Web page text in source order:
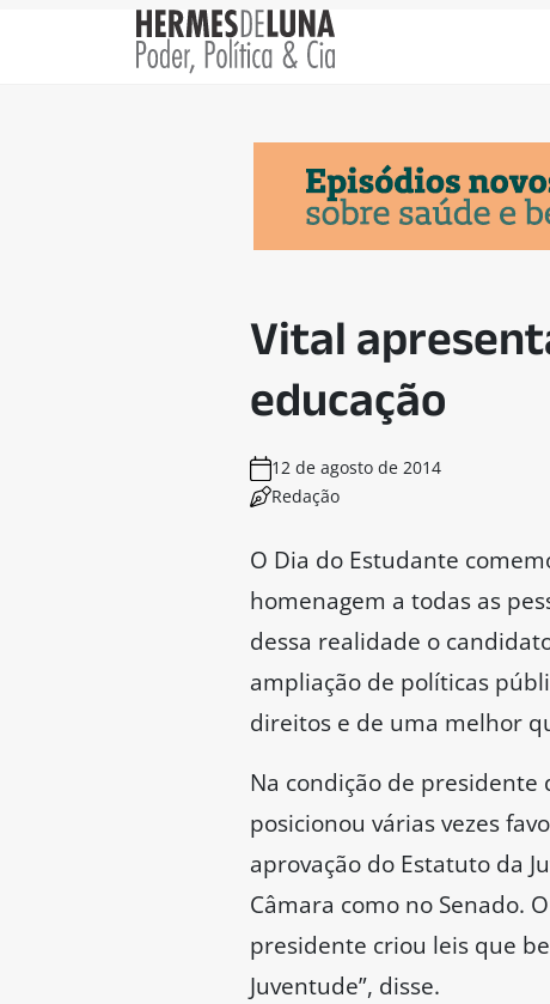
Vital
educação
12 de agosto de 2014
Redação
O Dia do Estudante
homenagem a todas as
dessa realidade o
ampliação de políticas
direitos e de uma melhor
Na condição de presidente
posicionou várias vezes
aprovação do Estatuto da
Câmara como no Senado.
presidente criou leis que
Juventude”, disse.